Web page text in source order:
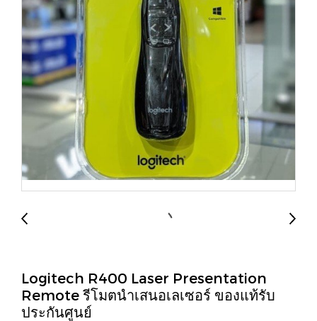
Logitech R400 Laser Presentation
Remote รีโมตนำเสนอเลเซอร์ ของแท้รับ
ประกันศูนย์